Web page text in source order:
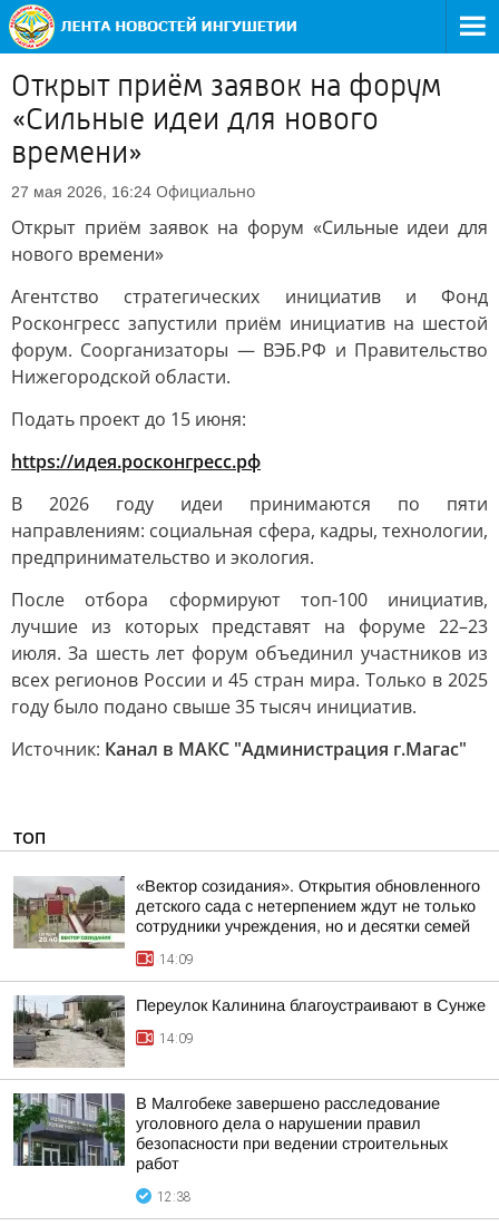
Открыт приём заявок на форум
«Сильные идеи для нового
времени»
27 мая 2026, 16:24 Официально
Открыт приём заявок на форум «Сильные идеи для
нового времени»
Агентство стратегических инициатив и Фонд
Росконгресс запустили приём инициатив на шестой
форум. Соорганизаторы — ВЭБ.РФ и Правительство
Нижегородской области.
Подать проект до 15 июня:
https://идея.росконгресс.рф
В 2026 году идеи принимаются по пяти
направлениям: социальная сфера, кадры, технологии,
предпринимательство и экология.
После отбора сформируют топ-100 инициатив,
лучшие из которых представят на форуме 22–23
июля. За шесть лет форум объединил участников из
всех регионов России и 45 стран мира. Только в 2025
году было подано свыше 35 тысяч инициатив.
Источник: Канал в МАКС "Администрация г.Магас"
ТОП
«Вектор созидания». Открытия обновленного
детского сада с нетерпением ждут не только
сотрудники учреждения, но и десятки семей
14:09
Переулок Калинина благоустраивают в Сунже
14:09
В Малгобеке завершено расследование
уголовного дела о нарушении правил
безопасности при ведении строительных
работ
12:38